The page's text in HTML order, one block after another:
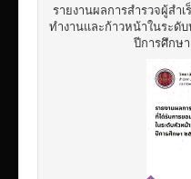
รายงานผลการสำรวจผู้สำ
ทำงานและก้าวหน้าในระดั
ปีการศึกษ